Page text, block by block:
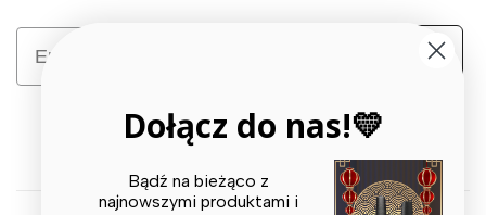
Email
Zapisz się
Dołącz do nas!💛
Bądź na bieżąco z
najnowszymi produktami i